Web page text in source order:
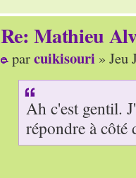
Re: Mathieu
parcuikisouri » Jeu
Ah c'est gentil.
répondre à côté